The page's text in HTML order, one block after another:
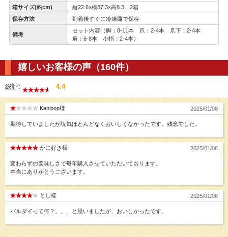
箱サイズ(約cm)
縦22.6×横37.3×高8.3 2箱
保存方法
到着後すぐに冷凍庫で保存
備考
セット内容（脚：8-11本 爪：2-4本 爪下：2-4本
肩：6-8本 小指：2-4本）
嬉しいお客様の声（160件）
総評: 4.4
Kanipop様 2025/01/08
期待していましたが塩気ほとんどなくおいしくなかったです。残念でした。
かに好き様 2025/01/06
変わらずの美味しさで毎年購入させていただいております。
本当にありがとうございます。
とし様 2025/01/06
バルダイって何？。。。と思いましたが、おいしかったです。